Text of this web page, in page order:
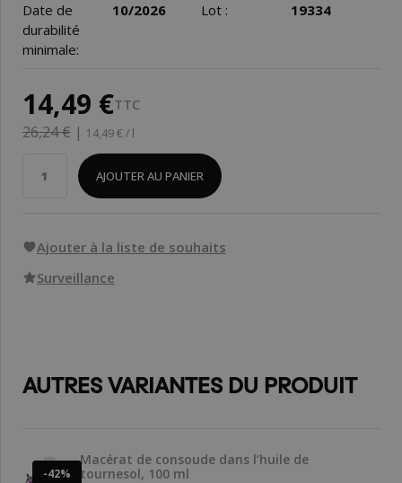
Date de
durabilité
minimale:
10/2026 Lot : 19334
14,49 €TTC
26,24 € | 14,49 € / l
AJOUTER AU PANIER
Ajouter à la liste de souhaits
Surveillance
AUTRES VARIANTES DU PRODUIT
-42%
Macérat de consoude dans l’huile de
tournesol, 100 ml